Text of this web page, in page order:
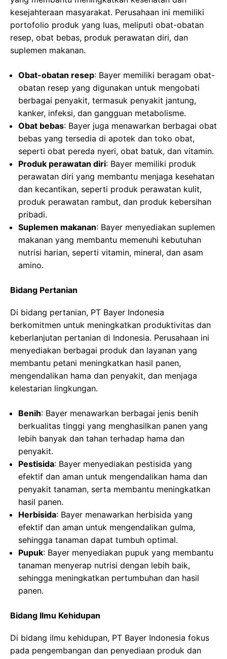
kesejahteraan masyarakat. Perusahaan ini memiliki
portofolio produk yang luas, meliputi obat-obatan
resep, obat bebas, produk perawatan diri, dan
suplemen makanan.
Obat-obatan resep: Bayer memiliki beragam obat-
obatan resep yang digunakan untuk mengobati
berbagai penyakit, termasuk penyakit jantung,
kanker, infeksi, dan gangguan metabolisme.
Obat bebas: Bayer juga menawarkan berbagai obat
bebas yang tersedia di apotek dan toko obat,
seperti obat pereda nyeri, obat batuk, dan vitamin.
Produk perawatan diri: Bayer memiliki produk
perawatan diri yang membantu menjaga kesehatan
dan kecantikan, seperti produk perawatan kulit,
produk perawatan rambut, dan produk kebersihan
pribadi.
Suplemen makanan: Bayer menyediakan suplemen
makanan yang membantu memenuhi kebutuhan
nutrisi harian, seperti vitamin, mineral, dan asam
amino.
Bidang Pertanian
Di bidang pertanian, PT Bayer Indonesia
berkomitmen untuk meningkatkan produktivitas dan
keberlanjutan pertanian di Indonesia. Perusahaan ini
menyediakan berbagai produk dan layanan yang
membantu petani meningkatkan hasil panen,
mengendalikan hama dan penyakit, dan menjaga
kelestarian lingkungan.
Benih: Bayer menawarkan berbagai jenis benih
berkualitas tinggi yang menghasilkan panen yang
lebih banyak dan tahan terhadap hama dan
penyakit.
Pestisida: Bayer menyediakan pestisida yang
efektif dan aman untuk mengendalikan hama dan
penyakit tanaman, serta membantu meningkatkan
hasil panen.
Herbisida: Bayer menawarkan herbisida yang
efektif dan aman untuk mengendalikan gulma,
sehingga tanaman dapat tumbuh optimal.
Pupuk: Bayer menyediakan pupuk yang membantu
tanaman menyerap nutrisi dengan lebih baik,
sehingga meningkatkan pertumbuhan dan hasil
panen.
Bidang Ilmu Kehidupan
Di bidang ilmu kehidupan, PT Bayer Indonesia fokus
pada pengembangan dan penyediaan produk dan